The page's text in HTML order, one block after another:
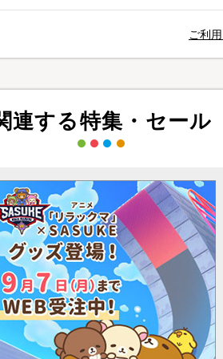
ご利
連する特集・セール